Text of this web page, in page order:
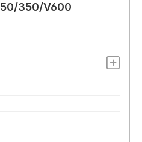
350/V600